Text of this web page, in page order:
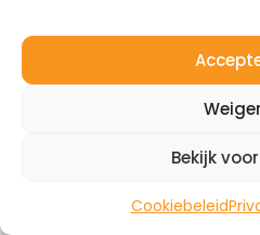
Bekijk
Cookiebeleid